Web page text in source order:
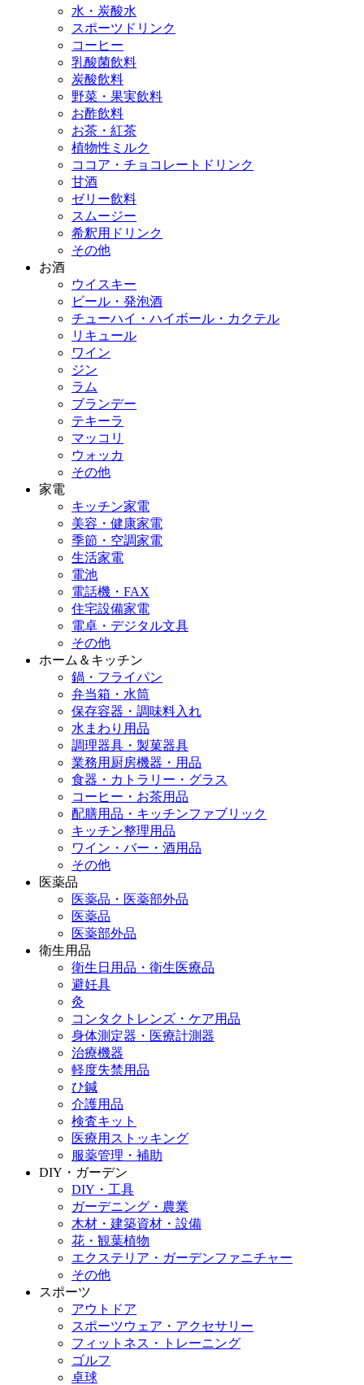
水・炭酸水
スポーツドリンク
コーヒー
乳酸菌飲料
炭酸飲料
野菜・果実飲料
お酢飲料
お茶・紅茶
植物性ミルク
ココア・チョコレートドリンク
甘酒
ゼリー飲料
スムージー
希釈用ドリンク
その他
お酒
ウイスキー
ビール・発泡酒
チューハイ・ハイボール・カクテル
リキュール
ワイン
ジン
ラム
ブランデー
テキーラ
マッコリ
ウォッカ
その他
家電
キッチン家電
美容・健康家電
季節・空調家電
生活家電
電池
電話機・FAX
住宅設備家電
電卓・デジタル文具
その他
ホーム＆キッチン
鍋・フライパン
弁当箱・水筒
保存容器・調味料入れ
水まわり用品
調理器具・製菓器具
業務用厨房機器・用品
食器・カトラリー・グラス
コーヒー・お茶用品
配膳用品・キッチンファブリック
キッチン整理用品
ワイン・バー・酒用品
その他
医薬品
医薬品・医薬部外品
医薬品
医薬部外品
衛生用品
衛生日用品・衛生医療品
避妊具
灸
コンタクトレンズ・ケア用品
身体測定器・医療計測器
治療機器
軽度失禁用品
ひ鍼
介護用品
検査キット
医療用ストッキング
服薬管理・補助
DIY・ガーデン
DIY・工具
ガーデニング・農業
木材・建築資材・設備
花・観葉植物
エクステリア・ガーデンファニチャー
その他
スポーツ
アウトドア
スポーツウェア・アクセサリー
フィットネス・トレーニング
ゴルフ
卓球